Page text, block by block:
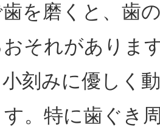
を磨くと、歯
それがありま
小刻みに優しく
。特に歯ぐき